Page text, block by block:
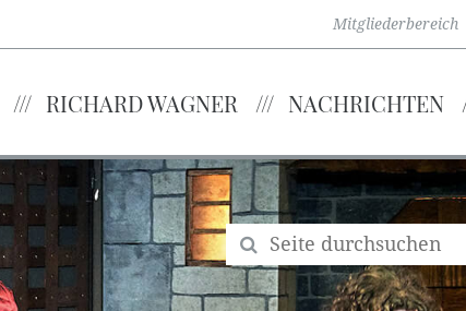
Mitgliederbereich
RICHARD WAGNER NACHRICHTEN